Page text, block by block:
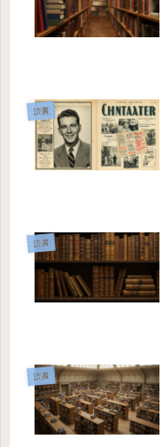
読書
読書
読書